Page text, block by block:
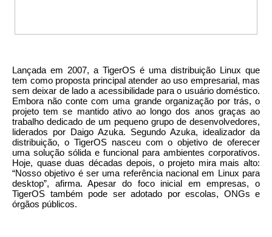
Lançada em 2007, a TigerOS é uma distribuição Linux que
tem como proposta principal atender ao uso empresarial, mas
sem deixar de lado a acessibilidade para o usuário doméstico.
Embora não conte com uma grande organização por trás, o
projeto tem se mantido ativo ao longo dos anos graças ao
trabalho dedicado de um pequeno grupo de desenvolvedores,
liderados por Daigo Azuka. Segundo Azuka, idealizador da
distribuição, o TigerOS nasceu com o objetivo de oferecer
uma solução sólida e funcional para ambientes corporativos.
Hoje, quase duas décadas depois, o projeto mira mais alto:
“Nosso objetivo é ser uma referência nacional em Linux para
desktop”, afirma. Apesar do foco inicial em empresas, o
TigerOS também pode ser adotado por escolas, ONGs e
órgãos públicos.